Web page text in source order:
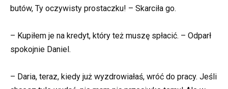
butów, Ty oczywisty prostaczku! – Skarciła go.
– Kupiłem je na kredyt, który też muszę spłacić. – Odparł
spokojnie Daniel.
– Daria, teraz, kiedy już wyzdrowiałaś, wróć do pracy. Jeśli